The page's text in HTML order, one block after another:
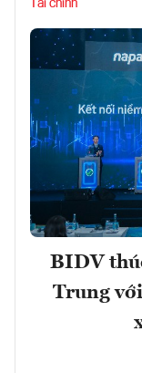
Tài chính
BIDV
Trung